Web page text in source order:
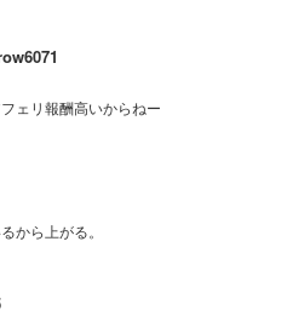
ェリ報酬高いからねー
から上がる。